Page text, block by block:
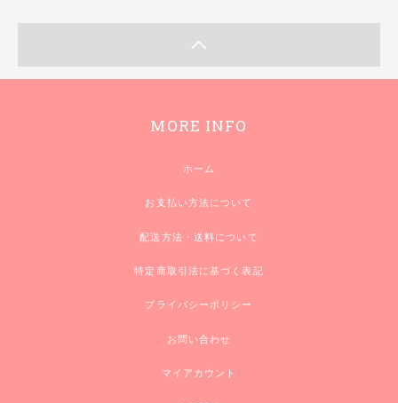
MORE INFO
ホーム
お支払い方法について
配送方法・送料について
特定商取引法に基づく表記
プライバシーポリシー
お問い合わせ
マイアカウント